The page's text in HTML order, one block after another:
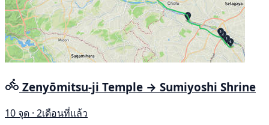
Zenyōmitsu-ji Temple → Sumiyoshi Shrine
10 จุด · 2เดือนที่แล้ว